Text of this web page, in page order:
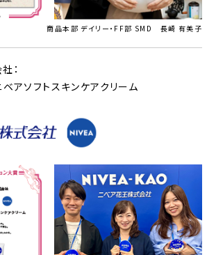
商品本部 デイリー・FF部 SMD 長崎 有美子
：
ベアソフトスキンケアクリーム